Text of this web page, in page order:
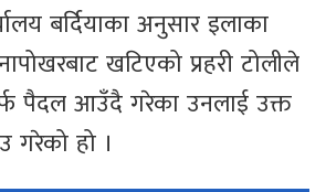
बर्दियाका अनुसार इलाका
खटिएको प्रहरी टोलीले
पैदल आउँदै गरेका उनलाई उक्त
गरेको हो ।